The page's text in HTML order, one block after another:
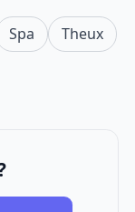
Spa
Theux